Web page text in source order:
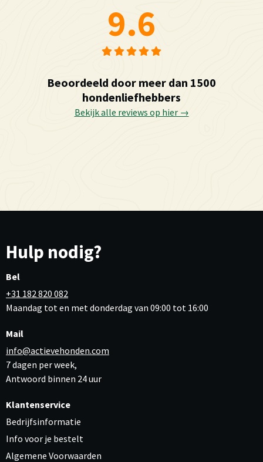
9.6
Beoordeeld door meer dan 1500
hondenliefhebbers
Bekijk alle reviews op hier →
Hulp nodig?
Bel
+31 182 820 082
Maandag tot en met donderdag van 09:00 tot 16:00
Mail
info@actievehonden.com
7 dagen per week,
Antwoord binnen 24 uur
Klantenservice
Bedrijfsinformatie
Info voor je bestelt
Algemene Voorwaarden